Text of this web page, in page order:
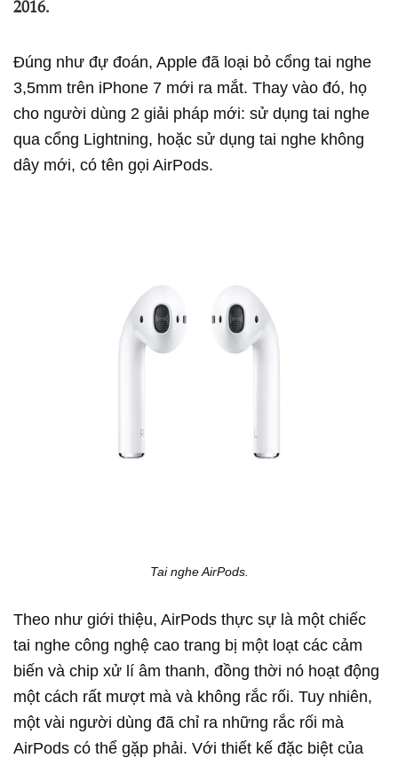
2016.
Đúng như đự đoán, Apple đã loại bỏ cổng tai nghe
3,5mm trên iPhone 7 mới ra mắt. Thay vào đó, họ
cho người dùng 2 giải pháp mới: sử dụng tai nghe
qua cổng Lightning, hoặc sử dụng tai nghe không
dây mới, có tên gọi AirPods.
Tai nghe AirPods.
Theo như giới thiệu, AirPods thực sự là một chiếc
tai nghe công nghệ cao trang bị một loạt các cảm
biến và chip xử lí âm thanh, đồng thời nó hoạt động
một cách rất mượt mà và không rắc rối. Tuy nhiên,
một vài người dùng đã chỉ ra những rắc rối mà
AirPods có thể gặp phải. Với thiết kế đặc biệt của